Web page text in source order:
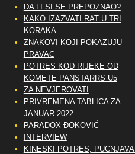
DA LI SI SE PREPOZNAO?
KAKO IZAZVATI RAT U TRI
KORAKA
ZNAKOVI KOJI POKAZUJU
PRAVAC
POTRES KOD RIJEKE OD
KOMETE PANSTARRS U5
ZA NEVJEROVATI
PRIVREMENA TABLICA ZA
JANUAR 2022
PARADOX ĐOKOVIĆ
INTERVIEW
KINESKI POTRES, PUCNJAVA I